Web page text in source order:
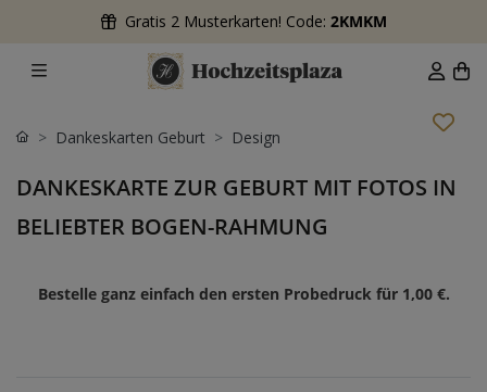
Gratis 2 Musterkarten! Code: 2KMKM
Dankeskarten Geburt Design
DANKESKARTE ZUR GEBURT MIT FOTOS IN
BELIEBTER BOGEN-RAHMUNG
Bestelle ganz einfach den ersten Probedruck für 1,00 €.